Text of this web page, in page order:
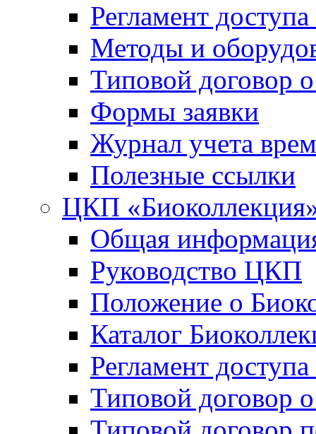
Регламент
Методы и
Типовой договор
Формы заявки
Журнал учета
Полезные ссылки
ЦКП
Общая
Руководство ЦКП
Положение о
Каталог
Регламент
Типовой договор